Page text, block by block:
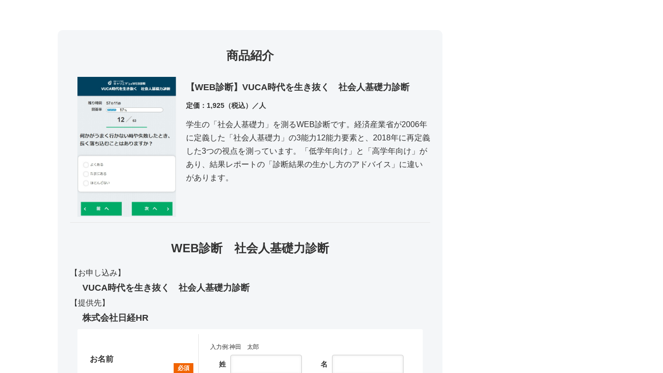
商品紹介
【WEB診断】VUCA時代を生き抜く 社会人基礎力診断
定価：1,925（税込）／人
学生の「社会人基礎力」を測るWEB診断です。経済産業省が2006年
に定義した「社会人基礎力」の3能力12能力要素と、2018年に再定義
した3つの視点を測っています。「低学年向け」と「高学年向け」が
あり、結果レポートの「診断結果の生かし方のアドバイス」に違い
があります。
WEB診断 社会人基礎力診断
【お申し込み】
VUCA時代を生き抜く 社会人基礎力診断
【提供先】
株式会社日経HR
お名前
必須
入力例:神田 太郎
姓 名